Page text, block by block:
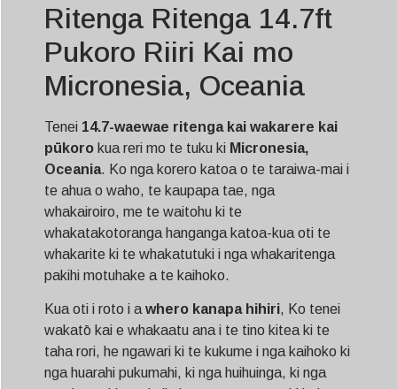
Ritenga Ritenga 14.7ft
Pukoro Riiri Kai mo
Micronesia, Oceania
Tenei 14.7-waewae ritenga kai wakarere kai
pūkoro kua reri mo te tuku ki Micronesia,
Oceania. Ko nga korero katoa o te taraiwa-mai i
te ahua o waho, te kaupapa tae, nga
whakairoiro, me te waitohu ki te
whakatakotoranga hanganga katoa-kua oti te
whakarite ki te whakatutuki i nga whakaritenga
pakihi motuhake a te kaihoko.
Kua oti i roto i a whero kanapa hihiri, Ko tenei
wakatō kai e whakaatu ana i te tino kitea ki te
taha rori, he ngawari ki te kukume i nga kaihoko ki
nga huarahi pukumahi, ki nga huihuinga, ki nga